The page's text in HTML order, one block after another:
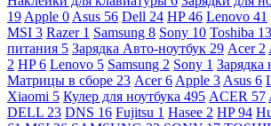
19 Apple 0 Asus 56 Dell 24 HP46 Lenovo 41
MSI 3 Razer 1 Samsung 8 Sony 10 Toshiba 13
питания 5 Зарядка Авто-ноутбук 29 Acer 2
2 HP6 Lenovo 5 Samsung 2 Sony 1 Зарядка
Матрицы в сборе 23 Acer6 Apple 3 Asus 6
Xiaomi 5 Кулер для ноутбука 495 ACER 57
DELL 23 DNS 16 Fujitsu 1 Hasee 2 HP94